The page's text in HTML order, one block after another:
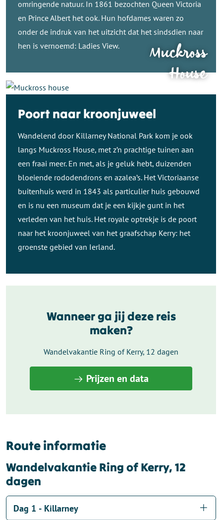
omringende natuur. In 1861 bezochten Queen Victoria
en Prince Albert het ook. Hun hofdames waren zo
onder de indruk van het uitzicht dat het sindsdien naar
hen is vernoemd: Ladies View.
Poort naar kroonjuweel
Wandelend door Killarney National Park kom je ook
langs Muckross House, met z’n prachtige tuinen aan
een fraai meer. En met, als je geluk hebt, duizenden
bloeiende rododendrons en azalea’s. Het Victoriaanse
buitenhuis werd in 1843 als particulier huis gebouwd
en is nu een museum dat je een kijkje gunt in het
verleden van het huis. Het royale optrekje is de poort
naar het kroonjuweel van het graafschap Kerry: het
groenste gebied van Ierland.
Muckross
House
Wanneer ga jij deze reis
maken?
Wandelvakantie Ring of Kerry, 12 dagen
Prijzen en data
Route informatie
Wandelvakantie Ring of Kerry, 12
dagen
Dag 1 - Killarney